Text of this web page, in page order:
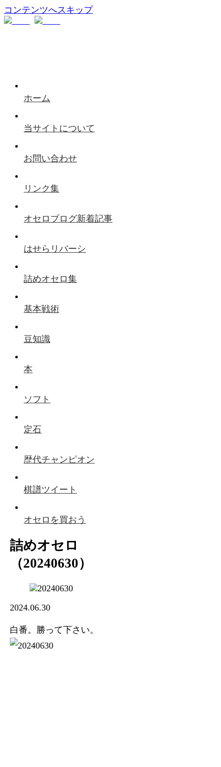
コンテンツへスキップ
ホーム
当サイトについて
お問い合わせ
リンク集
オセロブログ新着記事
はせらリバーシ
詰めオセロ集
基本戦術
豆知識
本
ソフト
定石
歴代チャンピオン
棋譜ツイート
オセロを買おう
詰めオセロ
（20240630）
2024.06.30
白番。勝って下さい。